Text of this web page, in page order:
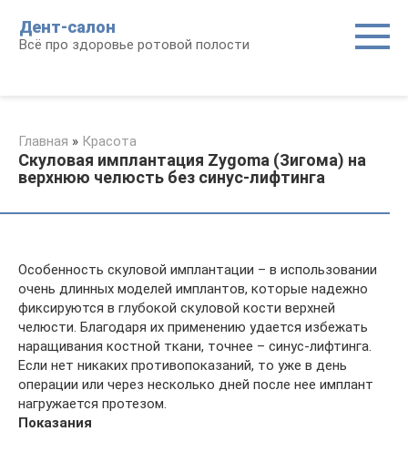
контенту
Дент-салон
Всё про здоровье ротовой полости
Главная » Красота
Скуловая имплантация Zygoma (Зигома) на
верхнюю челюсть без синус-лифтинга
Особенность скуловой имплантации – в использовании
очень длинных моделей имплантов, которые надежно
фиксируются в глубокой скуловой кости верхней
челюсти. Благодаря их применению удается избежать
наращивания костной ткани, точнее – синус-лифтинга.
Если нет никаких противопоказаний, то уже в день
операции или через несколько дней после нее имплант
нагружается протезом.
Показания